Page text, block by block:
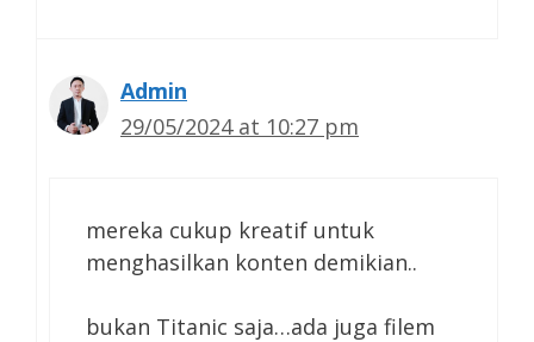
Admin
29/05/2024 at 10:27 pm
mereka cukup kreatif untuk
menghasilkan konten demikian..
bukan Titanic saja…ada juga filem